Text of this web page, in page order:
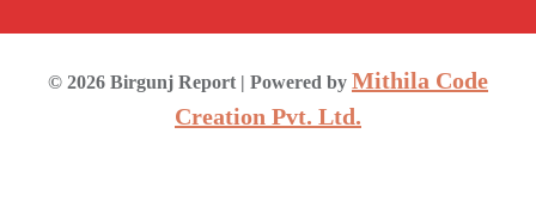
© 2026 Birgunj Report | Powered by Mithila Code
Creation Pvt. Ltd.